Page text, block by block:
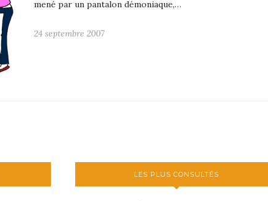
mené par un pantalon démoniaque,…
24 septembre 2007
LES PLUS CONSULTÉS